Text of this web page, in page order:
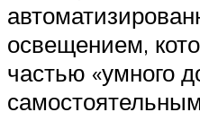
освещением,
частью «умного